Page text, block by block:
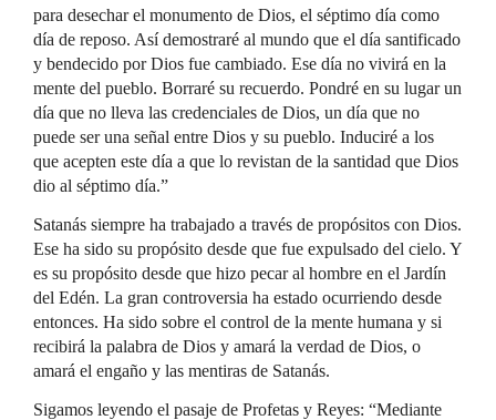
para desechar el monumento de Dios, el séptimo día como
día de reposo. Así demostraré al mundo que el día santificado
y bendecido por Dios fue cambiado. Ese día no vivirá en la
mente del pueblo. Borraré su recuerdo. Pondré en su lugar un
día que no lleva las credenciales de Dios, un día que no
puede ser una señal entre Dios y su pueblo. Induciré a los
que acepten este día a que lo revistan de la santidad que Dios
dio al séptimo día.”
Satanás siempre ha trabajado a través de propósitos con Dios.
Ese ha sido su propósito desde que fue expulsado del cielo. Y
es su propósito desde que hizo pecar al hombre en el Jardín
del Edén. La gran controversia ha estado ocurriendo desde
entonces. Ha sido sobre el control de la mente humana y si
recibirá la palabra de Dios y amará la verdad de Dios, o
amará el engaño y las mentiras de Satanás.
Sigamos leyendo el pasaje de Profetas y Reyes: “Mediante